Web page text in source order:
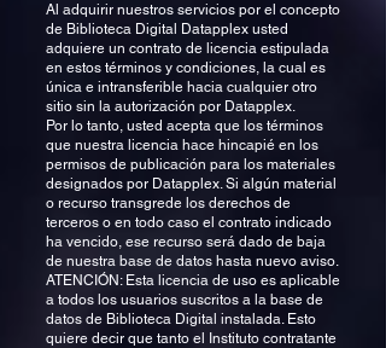
Al adquirir nuestros servicios por el concepto
de Biblioteca Digital Datapplex usted
adquiere un contrato de licencia estipulada
en estos términos y condiciones, la cual es
única e intransferible hacia cualquier otro
sitio sin la autorización por Datapplex.
Por lo tanto, usted acepta que los términos
que nuestra licencia hace hincapié en los
permisos de publicación para los materiales
designados por Datapplex. Si algún material
o recurso transgrede los derechos de
terceros o en todo caso el contrato indicado
ha vencido, ese recurso será dado de baja
de nuestra base de datos hasta nuevo aviso.
ATENCIÓN: Esta licencia de uso es aplicable
a todos los usuarios suscritos a la base de
datos de Biblioteca Digital instalada. Esto
quiere decir que tanto el Instituto contratante